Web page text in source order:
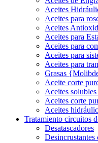
Aceites
Aceites para
Aceites
Aceites para
Aceites para
Aceites para
Aceites para
Grasas
Aceite corte
Aceites
Aceites corte
Aceites
Tratamiento circuitos
Desatascadores
Desincrustantes